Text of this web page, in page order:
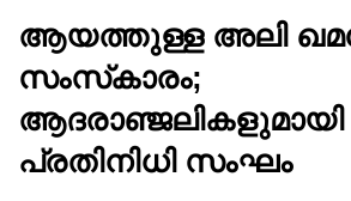
ആയത്തുള്ള അലി
സംസ്‌കാരം;
പ്രതിനിധി സംഘം